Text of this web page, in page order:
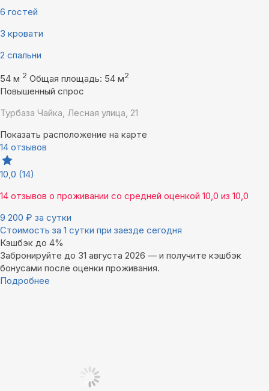
6 гостей
3 кровати
2 спальни
54 м 2 Общая площадь: 54 м2
Повышенный спрос
Турбаза Чайка, Лесная улица, 21
Показать расположение на карте
14 отзывов
10,0 (14)
14 отзывов о проживании со средней оценкой 10,0 из 10,0
9 200 ₽ за сутки
Стоимость за 1 сутки при заезде сегодня
Кэшбэк до 4%
Забронируйте до 31 августа 2026 — и получите кэшбэк
бонусами после оценки проживания.
Подробнее